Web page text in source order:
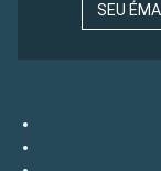
SEU